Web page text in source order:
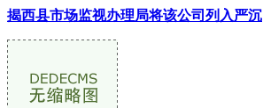
揭西县市场监视办理局将该公司列入严沉